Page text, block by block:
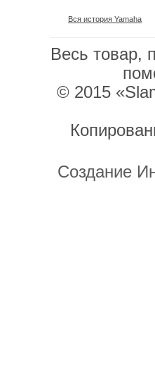
Вся история Yamaha
Весь товар,
© 2015
Создание